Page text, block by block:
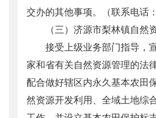
交办的其他事项。（联系电话
（三）济源市梨林镇自然
接受上级业务部门指导，
家和省有关自然资源管理的法
配合做好辖区内永久基本农田
然资源开发利用、全域土地综